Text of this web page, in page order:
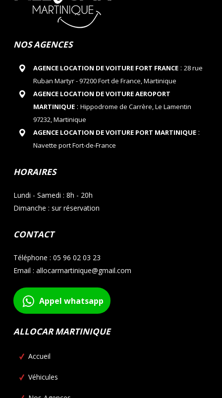
NOS AGENCES
AGENCE LOCATION DE VOITURE FORT FRANCE: 28 rue
Ruban Martyr - 97200 Fort de France, Martinique
AGENCE LOCATION DE VOITURE AEROPORT
MARTINIQUE: Hippodrome de Carrère, Le Lamentin
97232, Martinique
AGENCE LOCATION DE VOITURE PORT MARTINIQUE:
Navette port Fort-de-France
HORAIRES
Lundi - Samedi : 8h - 20h
Dimanche : sur réservation
CONTACT
Téléphone : 05 96 02 03 23
Email : allocarmartinique@gmail.com
Appel whatsapp
ALLOCAR MARTINIQUE
Accueil
Véhicules